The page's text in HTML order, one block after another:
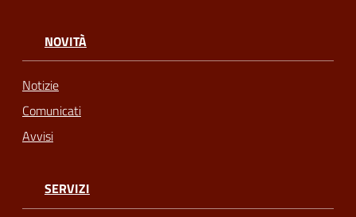
NOVITÀ
Notizie
Comunicati
Avvisi
SERVIZI